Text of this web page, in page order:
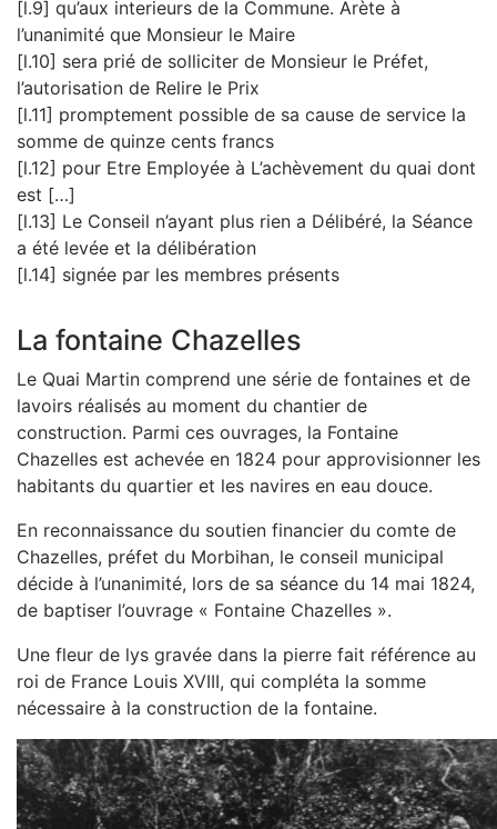
[l.9] qu’aux interieurs de la Commune. Arète à
l’unanimité que Monsieur le Maire
[l.10] sera prié de solliciter de Monsieur le Préfet,
l’autorisation de Relire le Prix
[l.11] promptement possible de sa cause de service la
somme de quinze cents francs
[l.12] pour Etre Employée à L’achèvement du quai dont
est […]
[l.13] Le Conseil n’ayant plus rien a Délibéré, la Séance
a été levée et la délibération
[l.14] signée par les membres présents
La fontaine Chazelles
Le Quai Martin comprend une série de fontaines et de
lavoirs réalisés au moment du chantier de
construction. Parmi ces ouvrages, la Fontaine
Chazelles est achevée en 1824 pour approvisionner les
habitants du quartier et les navires en eau douce.
En reconnaissance du soutien financier du comte de
Chazelles, préfet du Morbihan, le conseil municipal
décide à l’unanimité, lors de sa séance du 14 mai 1824,
de baptiser l’ouvrage « Fontaine Chazelles ».
Une fleur de lys gravée dans la pierre fait référence au
roi de France Louis XVIII, qui compléta la somme
nécessaire à la construction de la fontaine.